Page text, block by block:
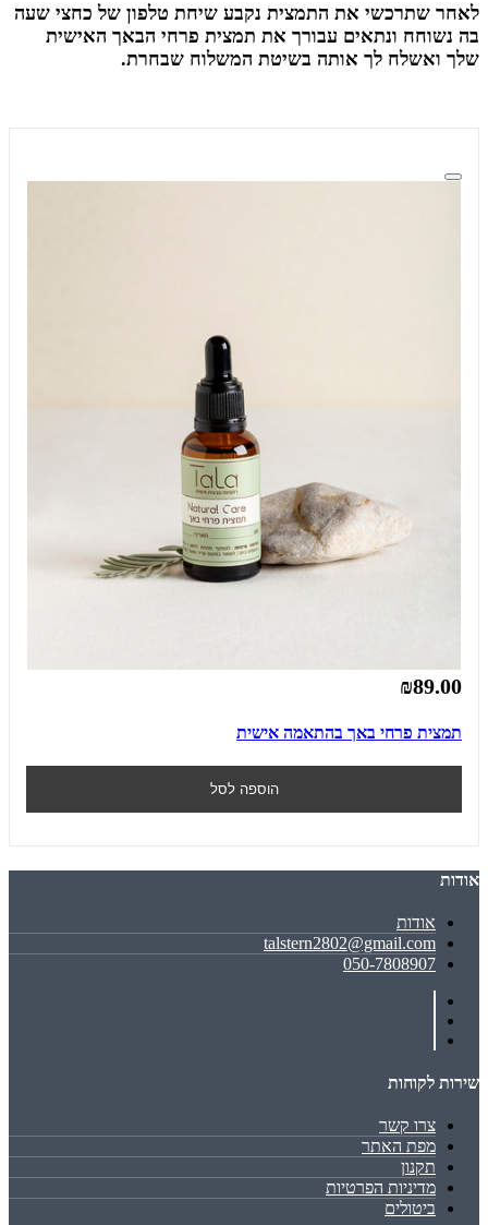
לאחר שתרכשי את התמצית נקבע שיחת טלפון של כחצי שעה
בה נשוחח ונתאים עבורך את תמצית פרחי הבאך האישית
שלך ואשלח לך אותה בשיטת המשלוח שבחרת.
₪89.00
תמצית פרחי באך בהתאמה אישית
הוספה לסל
אודות
אודות
talstern2802@gmail.com
050-7808907
שירות לקוחות
צרו קשר
מפת האתר
תקנון
מדיניות הפרטיות
ביטולים